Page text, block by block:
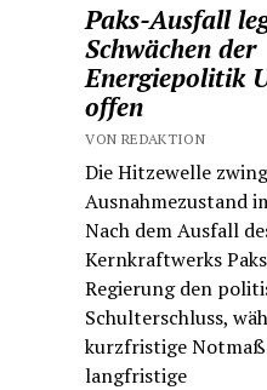
Paks-Ausfall
Schwächen der
Energiepolitik
offen
VON REDAKTION
Die Hitzewelle
Ausnahmezustand
Nach dem Ausfall
Kernkraftwerks
Regierung den
Schulterschluss,
kurzfristige
langfristige